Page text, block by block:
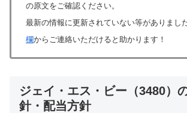
の原文をご確認ください。
最新の情報に更新されていない等がありました
欄からご連絡いただけると助かります！
ジェイ・エス・ビー（3480）
針・配当方針